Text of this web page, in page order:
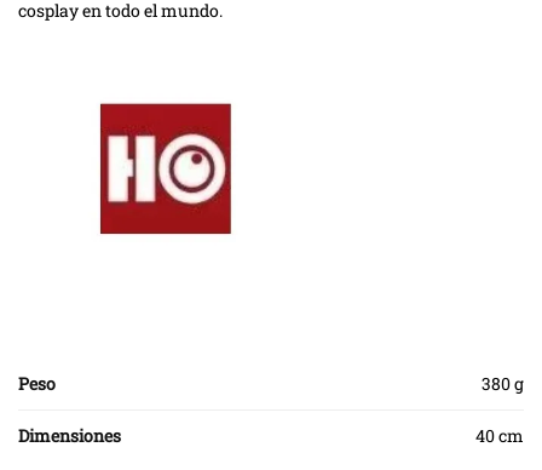
cosplay en todo el mundo.
Peso 380 g
Dimensiones 40 cm